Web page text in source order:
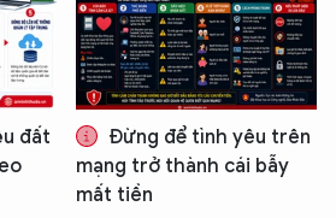
đất
Đừng để tình yêu trên
mạng trở thành cái bẫy
mất tiền